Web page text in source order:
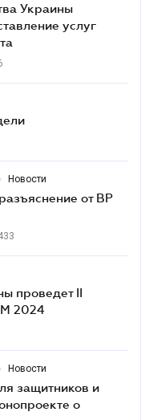
Украины
услуг
Новости
от ВР
проведет II
2024
Новости
защитников и
о